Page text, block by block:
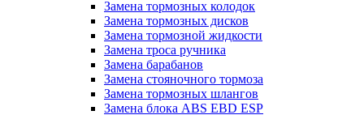
Замена тормозных колодок
Замена тормозных дисков
Замена тормозной жидкости
Замена троса ручника
Замена барабанов
Замена стояночного тормоза
Замена тормозных шлангов
Замена блока ABS EBD ESP